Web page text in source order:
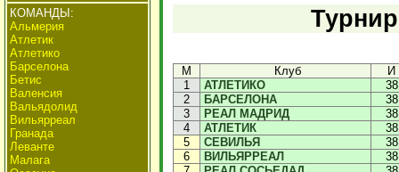
КОМАНДЫ:
Альмерия
Атлетик
Атлетико
Барселона
Бетис
Валенсия
Вальядолид
Вильярреал
Гранада
Леванте
Малага
М Клуб
И
1
АТЛЕТИКО
38
2
БАРСЕЛОНА
38
3
РЕАЛ МАДРИД
38
4
АТЛЕТИК
38
5
СЕВИЛЬЯ
38
6
ВИЛЬЯРРЕАЛ
38